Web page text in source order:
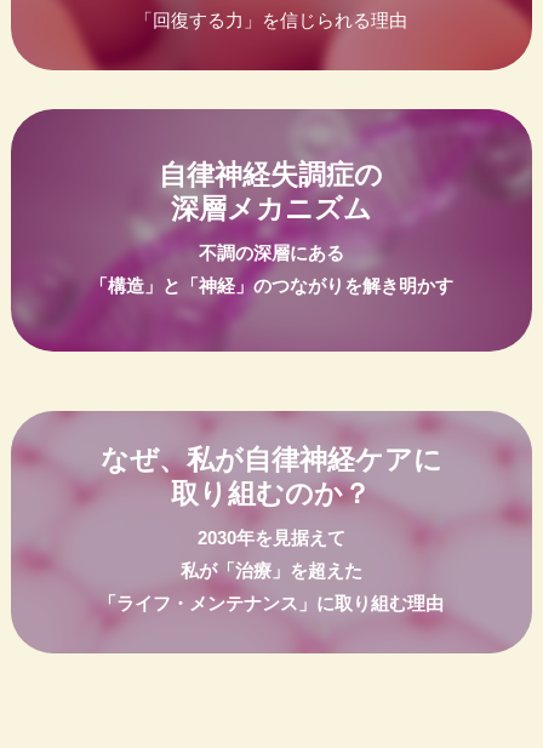
「回復する力」を信じられる理由
自律神経失調症の
深層メカニズム
不調の深層にある
「構造」と「神経」のつながりを解き明かす
なぜ、私が自律神経ケアに
取り組むのか？
2030年を見据えて
私が「治療」を超えた
「ライフ・メンテナンス」に取り組む理由